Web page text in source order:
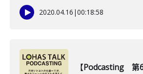
2020.04.16 |00:18:58
【Podcasting 第